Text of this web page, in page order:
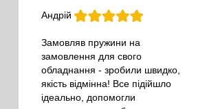
Андрій
Замовляв пружини на
замовлення для свого
обладнання - зробили швидко,
якість відмінна! Все підійшло
ідеально, допомогли